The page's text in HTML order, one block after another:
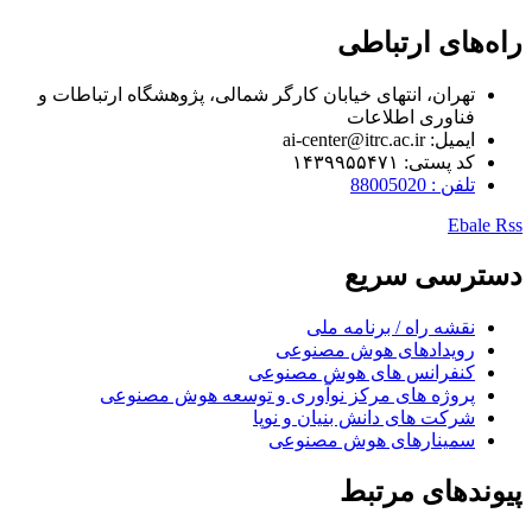
راه‌های ارتباطی
تهران، انتهای خیابان کارگر شمالی، پژوهشگاه ارتباطات و
فناوری اطلاعات
ایمیل: ai-center@itrc.ac.ir
کد پستی: ۱۴۳۹۹۵۵۴۷۱
تلفن : 88005020
Ebale Rss
دسترسی سریع
نقشه راه / برنامه ملی
رویدادهای هوش مصنوعی
کنفرانس های هوش مصنوعی
پروژه های مرکز نوآوری و توسعه هوش مصنوعی
شرکت های دانش بنیان و نوپا
سمینارهای هوش مصنوعی
پیوندهای مرتبط